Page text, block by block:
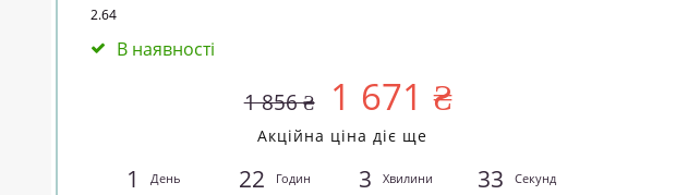
2.64
В наявності
1 856 ₴ 1 671 ₴
Акційна ціна діє ще
1 День 22 Годин 3 Хвилини 32 Секунд